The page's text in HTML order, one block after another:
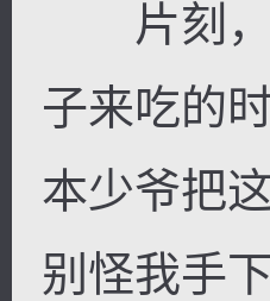
片刻，
子来吃的
本少爷把
别怪我手